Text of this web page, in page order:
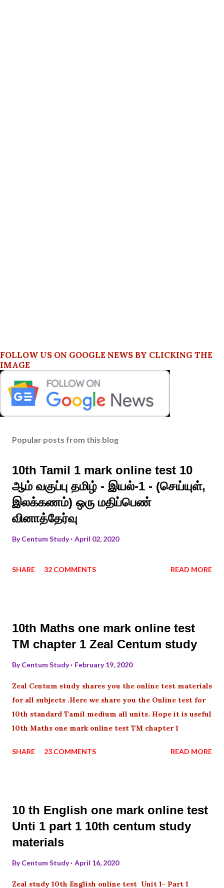
FOLLOW US ON GOOGLE NEWS BY CLICKING THE
IMAGE
Popular posts from this blog
10th Tamil 1 mark online test 10
ஆம் வகுப்பு தமிழ் - இயல்-1 - (செய்யுள்,
இலக்கணம்) ஒரு மதிப்பெண்
வினாத்தேர்வு
ByCentum Study April 02, 2020
SHARE 32 COMMENTS READ MORE
10th Maths one mark online test
TM chapter 1 Zeal Centum study
ByCentum Study February 19, 2020
Zeal Centum study shares you the online test materials
for all subjects .Here we share you the Online test for
10th standard Tamil medium all units. Hope it is useful
10th Maths one mark online test TM chapter 1
SHARE 23 COMMENTS READ MORE
10 th English one mark online test
Unti 1 part 1 10th centum study
materials
ByCentum Study April 16, 2020
Zeal study 10th English online test Unit 1- Part 1